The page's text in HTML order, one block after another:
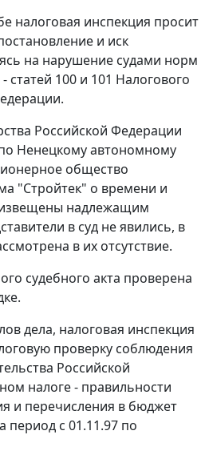
налоговая инспекция просит
и иск
на нарушение судами норм
статей 100 и 101 Налогового
Российской Федерации
Ненецкому автономному
общество
"Стройтек" о времени и
надлежащим
в суд не явились, в
в их отсутствие.
судебного акта проверена
дела, налоговая инспекция
проверку соблюдения
Российской
налоге - правильности
и перечисления в бюджет
период с 01.11.97 по